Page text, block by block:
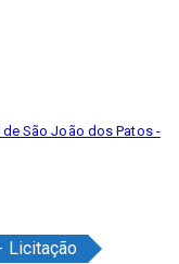
Licitação